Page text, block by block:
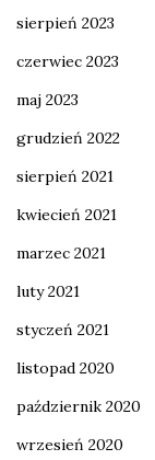
sierpień 2023
czerwiec 2023
maj 2023
grudzień 2022
sierpień 2021
kwiecień 2021
marzec 2021
luty 2021
styczeń 2021
listopad 2020
październik 2020
wrzesień 2020